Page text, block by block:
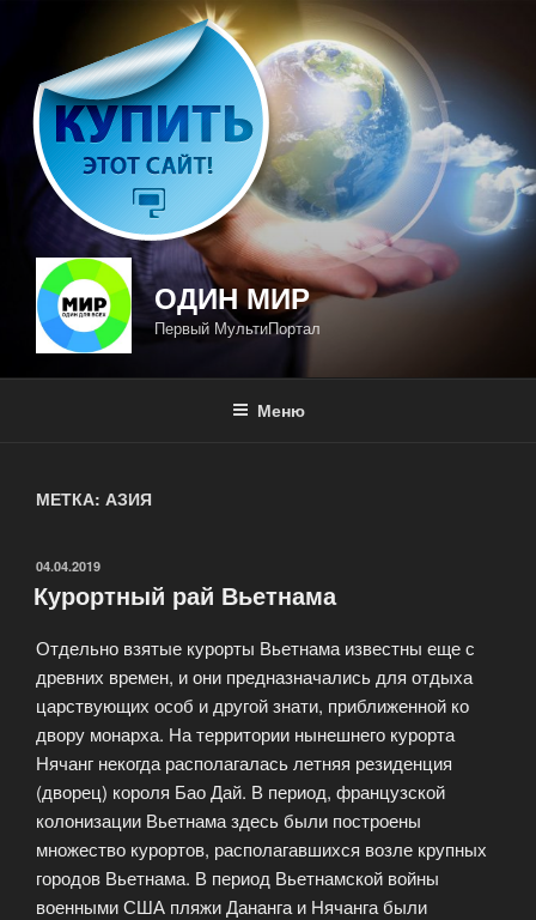
содержимому
ОДИН МИР
Первый МультиПортал
Меню
МЕТКА: АЗИЯ
ОПУБЛИКОВАНО
04.04.2019
Курортный рай Вьетнама
Отдельно взятые курорты Вьетнама известны еще с
древних времен, и они предназначались для отдыха
царствующих особ и другой знати, приближенной ко
двору монарха. На территории нынешнего курорта
Нячанг некогда располагалась летняя резиденция
(дворец) короля Бао Дай. В период, французской
колонизации Вьетнама здесь были построены
множество курортов, располагавшихся возле крупных
городов Вьетнама. В период Вьетнамской войны
военными США пляжи Дананга и Нячанга были